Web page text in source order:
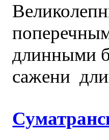
длинными
сажени